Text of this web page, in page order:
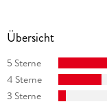
Übersicht
5 Sterne
4 Sterne
3 Sterne